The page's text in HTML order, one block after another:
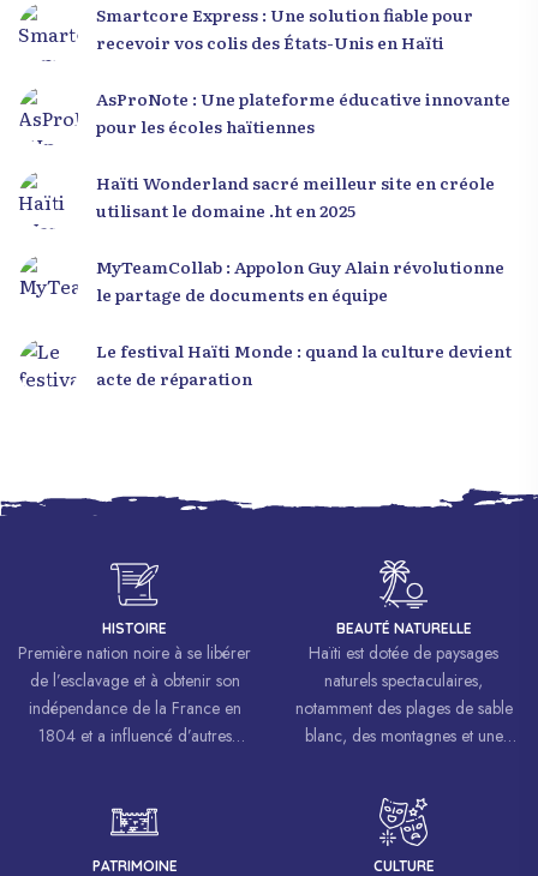
Smartcore Express : Une solution fiable pour
recevoir vos colis des États-Unis en Haïti
AsProNote : Une plateforme éducative innovante
pour les écoles haïtiennes
Haïti Wonderland sacré meilleur site en créole
utilisant le domaine .ht en 2025
MyTeamCollab : Appolon Guy Alain révolutionne
le partage de documents en équipe
Le festival Haïti Monde : quand la culture devient
acte de réparation
HISTOIRE
Première nation noire à se libérer
de l’esclavage et à obtenir son
indépendance de la France en
1804 et a influencé d’autres
luttes pour la liberté et l’égalité.
BEAUTÉ NATURELLE
Haïti est dotée de paysages
naturels spectaculaires,
notamment des plages de sable
blanc, des montagnes et une
PATRIMOINE CULTURE